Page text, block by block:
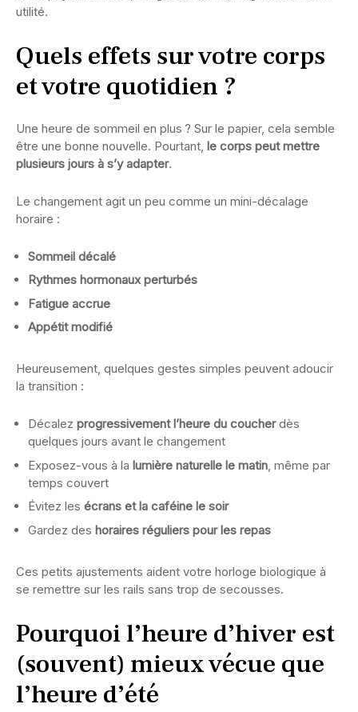
utilité.
Quels effets sur votre corps
et votre quotidien ?
Une heure de sommeil en plus ? Sur le papier, cela semble
être une bonne nouvelle. Pourtant, le corps peut mettre
plusieurs jours à s’y adapter.
Le changement agit un peu comme un mini-décalage
horaire :
Sommeil décalé
Rythmes hormonaux perturbés
Fatigue accrue
Appétit modifié
Heureusement, quelques gestes simples peuvent adoucir
la transition :
Décalez progressivement l’heure du coucherdès
quelques jours avant le changement
Exposez-vous à la lumière naturelle le matin , même par
temps couvert
Évitez les écrans et la caféine le soir
Gardez des horaires réguliers pour les repas
Ces petits ajustements aident votre horloge biologique à
se remettre sur les rails sans trop de secousses.
Pourquoi l’heure d’hiver est
(souvent) mieux vécue que
l’heure d’été